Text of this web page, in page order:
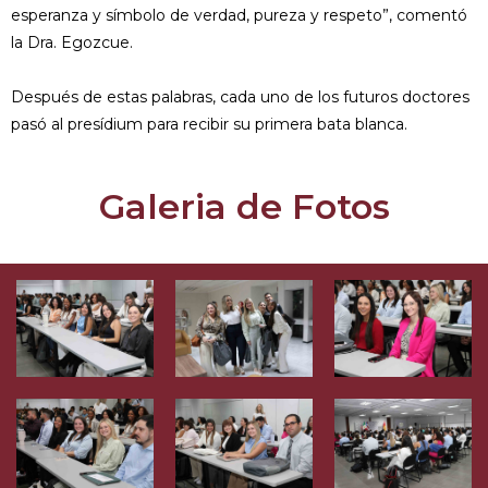
esperanza y símbolo de verdad, pureza y respeto”, comentó
la Dra. Egozcue.
Después de estas palabras, cada uno de los futuros doctores
pasó al presídium para recibir su primera bata blanca.
Galeria de Fotos